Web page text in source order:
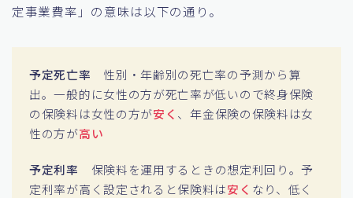
定事業費率」の意味は以下の通り。
予定死亡率 性別・年齢別の死亡率の予測から算
出。一般的に女性の方が死亡率が低いので終身保険
の保険料は女性の方が安く 、年金保険の保険料は女
性の方が高い
予定利率 保険料を運用するときの想定利回り。予
定利率が高く設定されると保険料は安く なり、低く